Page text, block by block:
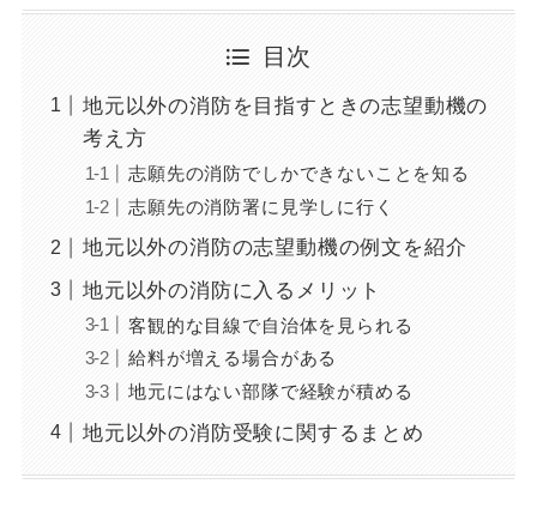
目次
地元以外の消防を目指すときの志望動機の
考え方
志願先の消防でしかできないことを知る
志願先の消防署に見学しに行く
地元以外の消防の志望動機の例文を紹介
地元以外の消防に入るメリット
客観的な目線で自治体を見られる
給料が増える場合がある
地元にはない部隊で経験が積める
地元以外の消防受験に関するまとめ